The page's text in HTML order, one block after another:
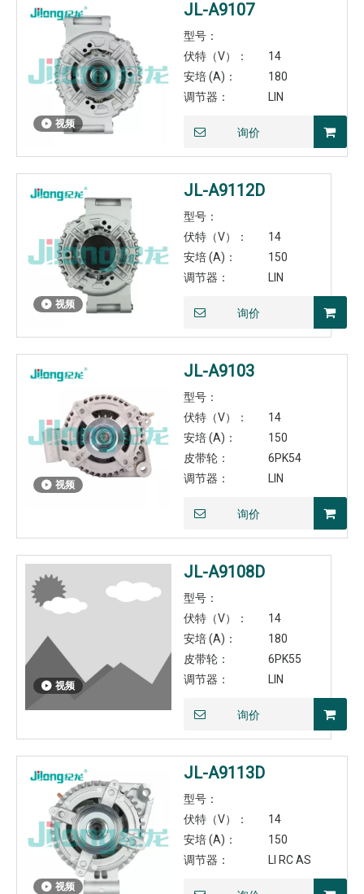
视频
JL-A9107
型号：
伏特（V）：
14
安培 (A)：
180
调节器：
LIN
询价
视频
JL-A9112D
型号：
伏特（V）：
14
安培 (A)：
150
调节器：
LIN
询价
视频
JL-A9103
型号：
伏特（V）：
14
安培 (A)：
150
皮带轮：
6PK54
调节器：
LIN
询价
视频
JL-A9108D
型号：
伏特（V）：
14
安培 (A)：
180
皮带轮：
6PK55
调节器：
LIN
询价
视频
JL-A9113D
型号：
伏特（V）：
14
安培 (A)：
150
调节器：
LI RC AS